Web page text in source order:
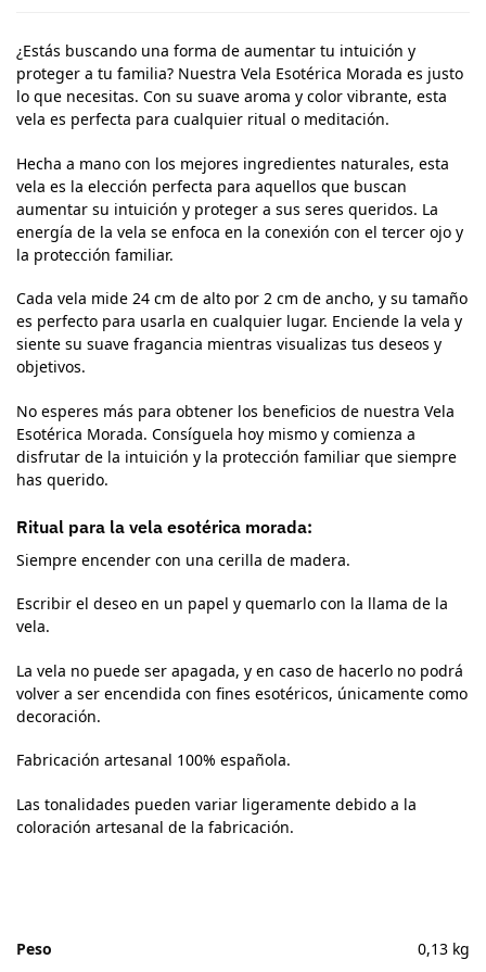
¿Estás buscando una forma de aumentar tu intuición y
proteger a tu familia? Nuestra Vela Esotérica Morada es justo
lo que necesitas. Con su suave aroma y color vibrante, esta
vela es perfecta para cualquier ritual o meditación.
Hecha a mano con los mejores ingredientes naturales, esta
vela es la elección perfecta para aquellos que buscan
aumentar su intuición y proteger a sus seres queridos. La
energía de la vela se enfoca en la conexión con el tercer ojo y
la protección familiar.
Cada vela mide 24 cm de alto por 2 cm de ancho, y su tamaño
es perfecto para usarla en cualquier lugar. Enciende la vela y
siente su suave fragancia mientras visualizas tus deseos y
objetivos.
No esperes más para obtener los beneficios de nuestra Vela
Esotérica Morada. Consíguela hoy mismo y comienza a
disfrutar de la intuición y la protección familiar que siempre
has querido.
Ritual para la vela esotérica morada:
Siempre encender con una cerilla de madera.
Escribir el deseo en un papel y quemarlo con la llama de la
vela.
La vela no puede ser apagada, y en caso de hacerlo no podrá
volver a ser encendida con fines esotéricos, únicamente como
decoración.
Fabricación artesanal 100% española.
Las tonalidades pueden variar ligeramente debido a la
coloración artesanal de la fabricación.
Peso 0,13 kg